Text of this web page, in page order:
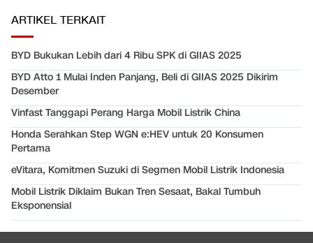
ARTIKEL TERKAIT
BYD Bukukan Lebih dari 4 Ribu SPK di GIIAS 2025
BYD Atto 1 Mulai Inden Panjang, Beli di GIIAS 2025 Dikirim
Desember
Vinfast Tanggapi Perang Harga Mobil Listrik China
Honda Serahkan Step WGN e:HEV untuk 20 Konsumen
Pertama
eVitara, Komitmen Suzuki di Segmen Mobil Listrik Indonesia
Mobil Listrik Diklaim Bukan Tren Sesaat, Bakal Tumbuh
Eksponensial